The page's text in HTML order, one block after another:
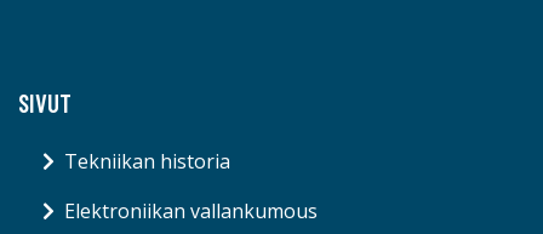
SIVUT
Tekniikan historia
Elektroniikan vallankumous